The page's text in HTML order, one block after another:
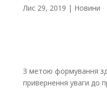
Лис 29, 2019 | Новини
З метою формування
привернення уваги до